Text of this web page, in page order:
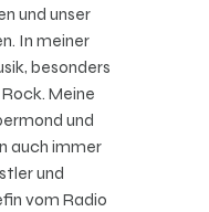
und unser
In meiner
besonders
Meine
und
auch immer
und
vom Radio